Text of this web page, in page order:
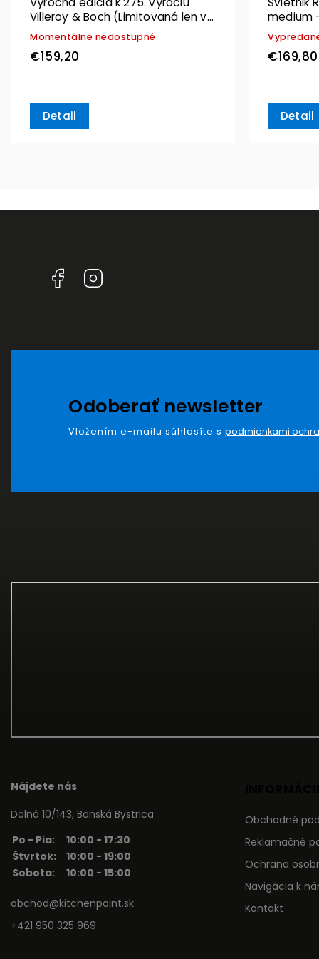
Villeroy & Boch (Limitovaná len v
roku 2023)
Momentálne nedostupné
€159,20
Detail
medium
€169,80
Detail
Facebook
Odoberať newsletter
Vložením e-mailu súhlasíte s podmienkami
Nájdete nás
Dolná 10/143, Banská Bystrica
Po - Pia:
10:00 - 17:30
Štvrtok:
10:00 - 19:00
Sobota:
10:00 - 15:00
obchod@kitchenpoint.sk
+421 950 325 969
Obchodné
Reklamačné
Ochrana
Navigácia k
Kontakt